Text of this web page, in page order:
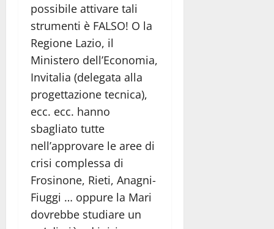
possibile attivare tali
strumenti è FALSO! O la
Regione Lazio, il
Ministero dell’Economia,
Invitalia (delegata alla
progettazione tecnica),
ecc. ecc. hanno
sbagliato tutte
nell’approvare le aree di
crisi complessa di
Frosinone, Rieti, Anagni-
Fiuggi … oppure la Mari
dovrebbe studiare un